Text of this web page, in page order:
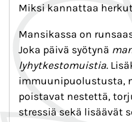
Miksi kannattaa
Mansikassa on
Joka päivä syötynä
lyhytkestomuistia.
immuunipuolustusta,
poistavat nestettä,
stressiä sekä lisäävät